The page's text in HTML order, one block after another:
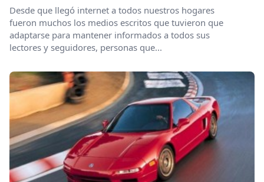
Desde que llegó internet a todos nuestros hogares
fueron muchos los medios escritos que tuvieron que
adaptarse para mantener informados a todos sus
lectores y seguidores, personas que...